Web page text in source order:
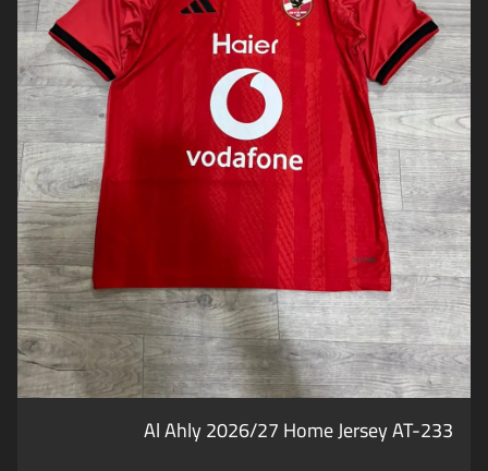
Al Ahly 2026/27 Home Jersey AT-233